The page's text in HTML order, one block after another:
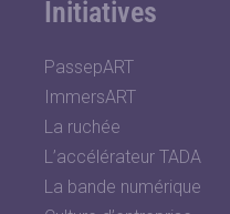
Initiatives
PassepART
ImmersART
La ruchée
L’accélérateur TADA
La bande numérique